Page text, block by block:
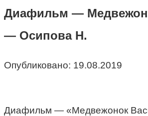
Диафильм —
— Осипова Н.
Опубликовано: 19.08.2019
Диафильм — «Медвежонок